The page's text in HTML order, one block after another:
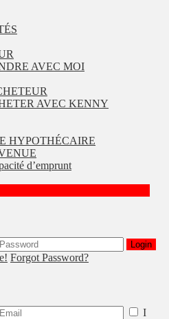
AVEC MOI
AVEC KENNY
HYPOTHÉCAIRE
d’emprunt
Login
Forgot Password?
I